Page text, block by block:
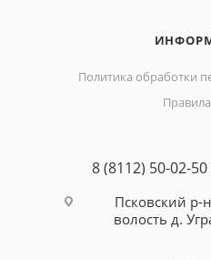
Политика обработки
8 (8112) 50-02-50
Псковский р-
волость д.